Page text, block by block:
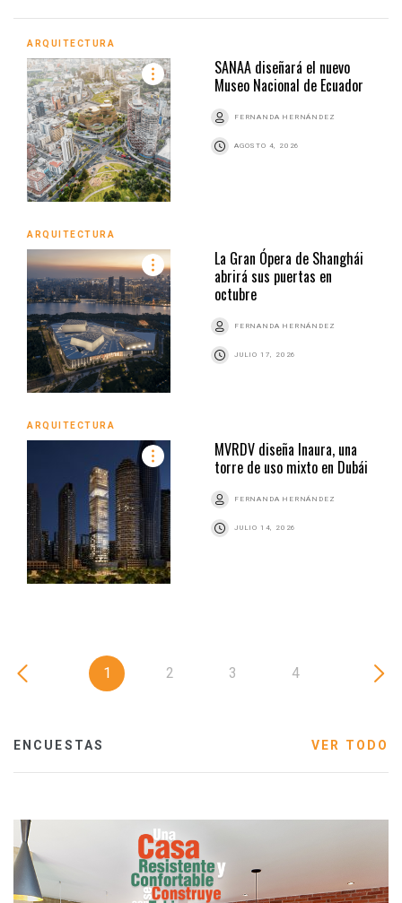
ARQUITECTURA
SANAA diseñará el nuevo
Museo Nacional de Ecuador
FERNANDA HERNÁNDEZ
AGOSTO 4, 2026
ARQUITECTURA
La Gran Ópera de Shanghái
abrirá sus puertas en
octubre
FERNANDA HERNÁNDEZ
JULIO 17, 2026
ARQUITECTURA
MVRDV diseña Inaura, una
torre de uso mixto en Dubái
FERNANDA HERNÁNDEZ
JULIO 14, 2026
1 2 3 4
ENCUESTAS VER TODO